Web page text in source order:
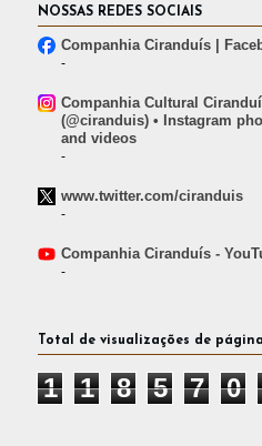
NOSSAS REDES SOCIAIS
Companhia Ciranduís |
-
Companhia Cultural
(@ciranduis) • Instagram
and videos
-
www.twitter.com/ciranduis
-
Companhia Ciranduís -
-
Total de visualizações de página
1 1 8 5 7 0